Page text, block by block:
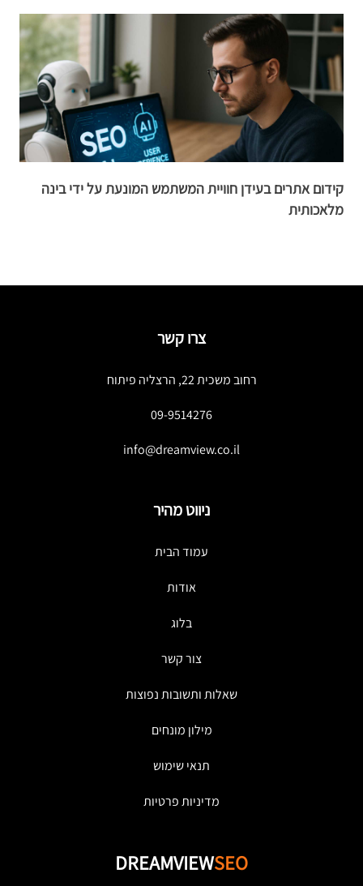
קידום אתרים בעידן חוויית המשתמש המונעת על ידי בינה
מלאכותית
צרו קשר
רחוב משכית 22, הרצליה פיתוח
09-9514276
info@dreamview.co.il
ניווט מהיר
עמוד הבית
אודות
בלוג
צור קשר
שאלות ותשובות נפוצות
מילון מונחים
תנאי שימוש
מדיניות פרטיות
DREAMVIEWSEO